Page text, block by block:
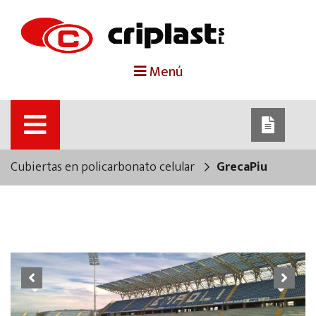
Menú
portada
criplast
trabajos destacados
contacto
Cubiertas en policarbonato celular GrecaPiu
Previous Next